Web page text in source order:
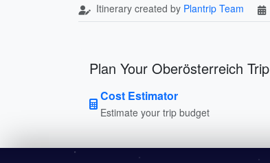
Itinerary created by Plantrip Team
Plan Your Oberösterreich Trip
Cost Estimator
Estimate your trip budget